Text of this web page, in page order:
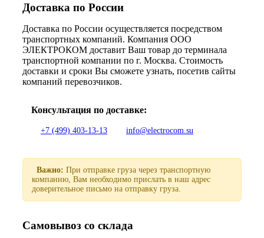
Доставка по России
Доставка по России осуществляется посредством
транспортных компаний. Компания ООО
ЭЛЕКТРОКОМ доставит Ваш товар до терминала
транспортной компании по г. Москва. Стоимость
доставки и сроки Вы сможете узнать, посетив сайты
компаний перевозчиков.
Консультация по доставке:
+7 (499) 403-13-13 info@electrocom.su
Важно: При отправке груза через транспортную
компанию, Вам необходимо прислать в наш адрес
доверительное письмо на отправку груза.
Самовывоз со склада